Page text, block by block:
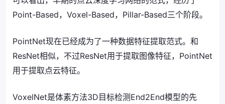
Point-Based，Voxel-Based，Pillar-Based三个阶段。
PointNet现在已经成为了一种数据特征提取范式。和
ResNet相似，不过ResNet用于提取图像特征，PointNet
用于提取点云特征。
VoxelNet是体素方法3D目标检测End2End模型的先